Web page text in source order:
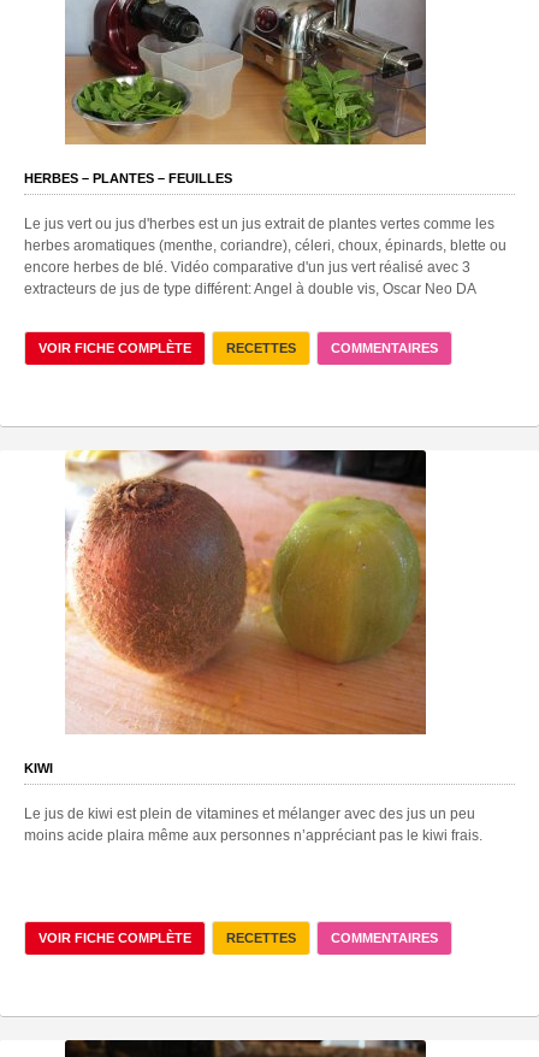
HERBES – PLANTES – FEUILLES
Le jus vert ou jus d'herbes est un jus extrait de plantes vertes comme les
herbes aromatiques (menthe, coriandre), céleri, choux, épinards, blette ou
encore herbes de blé. Vidéo comparative d'un jus vert réalisé avec 3
extracteurs de jus de type différent: Angel à double vis, Oscar Neo DA
VOIR FICHE COMPLÈTE RECETTES COMMENTAIRES
KIWI
Le jus de kiwi est plein de vitamines et mélanger avec des jus un peu
moins acide plaira même aux personnes n’appréciant pas le kiwi frais.
VOIR FICHE COMPLÈTE RECETTES COMMENTAIRES